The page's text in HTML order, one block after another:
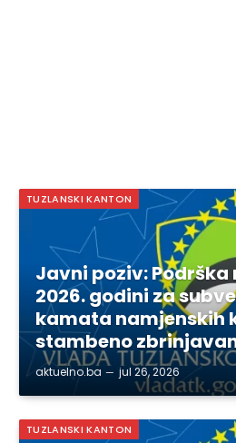
TUZLANSKI KANTON
Javni poziv:
2026. godini za
kamata namjenskih
stambeno
aktuelno.ba jul 26, 2026
TUZLANSKI KANTON